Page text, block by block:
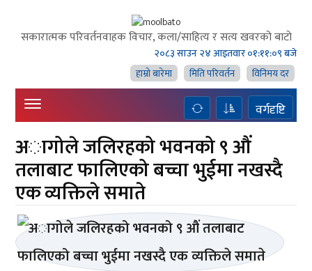
सकारात्मक परिवर्तनवाहक विचार, कला/साहित्य र सत्य खवरको बाटाे
२०८३ साउन २४ आइतवार०१:११:०९ बजे
हाम्राे बारेमा
मिति परिवर्तन विनिमय दर
वर्गदृष्टि
अागोले जलिरहको भवनको ९ औं
तलाबाट फालिएको बच्चा भुईमा नखस्दै
एक व्यक्तिले समाते